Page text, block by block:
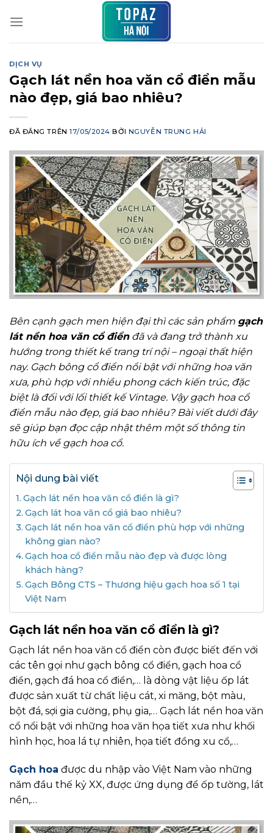
đến
DỊCH VỤ
Gạch lát nền hoa văn cổ điển mẫu
nào đẹp, giá bao nhiêu?
ĐÃ ĐĂNG TRÊN17/05/2024 BỞI NGUYỄN TRUNG HẢI
Bên cạnh gạch men hiện đại thì các sản phẩm gạch
lát nền hoa văn cổ điểnđã và đang trở thành xu
hướng trong thiết kế trang trí nội – ngoại thất hiện
nay. Gạch bông cổ điển nổi bật với những hoa văn
xưa, phù hợp với nhiều phong cách kiến trúc, đặc
biệt là đối với lối thiết kế Vintage. Vậy gạch hoa cổ
điển mẫu nào đẹp, giá bao nhiêu? Bài viết dưới đây
sẽ giúp bạn đọc cập nhật thêm một số thông tin
hữu ích về gạch hoa cổ.
Nội dung bài viết
Gạch lát nền hoa văn cổ điển là gì?
Gạch lát hoa văn cổ giá bao nhiêu?
Gạch lát nền hoa văn cổ điển phù hợp với những
không gian nào?
Gạch hoa cổ điển mẫu nào đẹp và được lòng
khách hàng?
Gạch Bông CTS – Thương hiệu gạch hoa số 1 tại
Việt Nam
Gạch lát nền hoa văn cổ điển là gì?
Gạch lát nền hoa văn cổ điển còn được biết đến với
các tên gọi như gạch bông cổ điển, gạch hoa cổ
điển, gạch đá hoa cổ điển,… là dòng vật liệu ốp lát
được sản xuất từ chất liệu cát, xi măng, bột màu,
bột đá, sợi gia cường, phụ gia,… Gạch lát nền hoa văn
cổ nổi bật với những hoa văn họa tiết xưa như khối
hình học, hoa lá tự nhiên, họa tiết đồng xu cổ,…
Gạch hoa được du nhập vào Việt Nam vào những
năm đầu thế kỷ XX, được ứng dụng để ốp tường, lát
nền,…